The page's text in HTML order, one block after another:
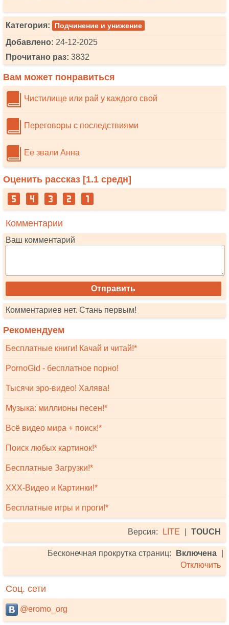
Категория: Подчинение и унижение
Добавлено: 24-12-2025
Прочитано раз: 3832
Вам может понравиться
Чистилище или рай у каждого свой
Переговоры с последствиями
Ее звали Анна
Оценить рассказ [1.1 средн]
Комментарии
Ваш комментарий
Комментариев нет. Стань первым!
Рекомендуем
Бесплатные книги! Качай и читай!*
PornoGid - бесплатное порно!
Тысячи эро-видео! Халява!
Музыка: миллионы песен!*
Всё видео мира + поиск!*
Поиск любых картинок!*
Бесплатные Загрузки!*
XXX-Видео и Картинки!*
Бесплатные игры и проги!*
Версия: LITE TOUCH
Бесконечная прокрутка страниц: Включена
Отключить
Соц. сети
@eromo_org